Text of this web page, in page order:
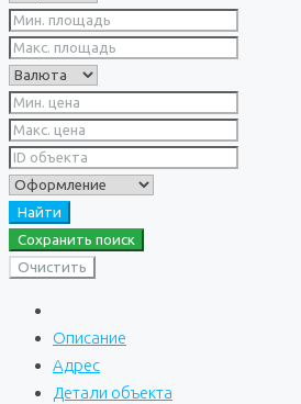
Найти
Сохранить поиск
Очистить
Описание
Адрес
Детали объекта